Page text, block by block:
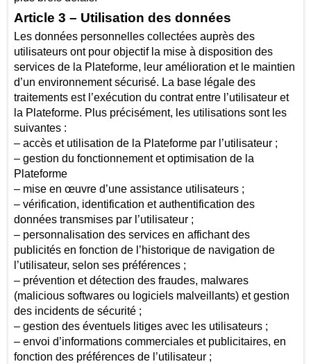
Article 3 – Utilisation des données
Les données personnelles collectées auprès des
utilisateurs ont pour objectif la mise à disposition des
services de la Plateforme, leur amélioration et le maintien
d’un environnement sécurisé. La base légale des
traitements est l’exécution du contrat entre l’utilisateur et
la Plateforme. Plus précisément, les utilisations sont les
suivantes :
– accès et utilisation de la Plateforme par l’utilisateur ;
– gestion du fonctionnement et optimisation de la
Plateforme
– mise en œuvre d’une assistance utilisateurs ;
– vérification, identification et authentification des
données transmises par l’utilisateur ;
– personnalisation des services en affichant des
publicités en fonction de l’historique de navigation de
l’utilisateur, selon ses préférences ;
– prévention et détection des fraudes, malwares
(malicious softwares ou logiciels malveillants) et gestion
des incidents de sécurité ;
– gestion des éventuels litiges avec les utilisateurs ;
– envoi d’informations commerciales et publicitaires, en
fonction des préférences de l’utilisateur ;